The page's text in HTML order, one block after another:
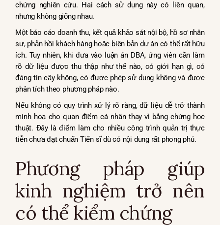
chứng nghiên cứu. Hai cách sử dụng này có liên quan,
nhưng không giống nhau.
Một báo cáo doanh thu, kết quả khảo sát nội bộ, hồ sơ nhân
sự, phản hồi khách hàng hoặc biên bản dự án có thể rất hữu
ích. Tuy nhiên, khi đưa vào luận án DBA, ứng viên cần làm
rõ dữ liệu được thu thập như thế nào, có giới hạn gì, có
đáng tin cậy không, có được phép sử dụng không và được
phân tích theo phương pháp nào.
Nếu không có quy trình xử lý rõ ràng, dữ liệu dễ trở thành
minh hoạ cho quan điểm cá nhân thay vì bằng chứng học
thuật. Đây là điểm làm cho nhiều công trình quản trị thực
tiễn chưa đạt chuẩn Tiến sĩ dù có nội dung rất phong phú.
Phương pháp giúp
kinh nghiệm trở nên
có thể kiểm chứng